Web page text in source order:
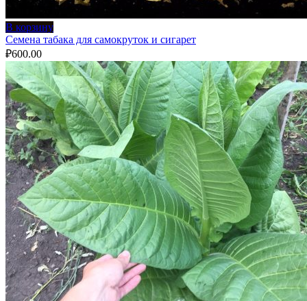
В корзину
Семена табака для самокруток и сигарет
₽600.00